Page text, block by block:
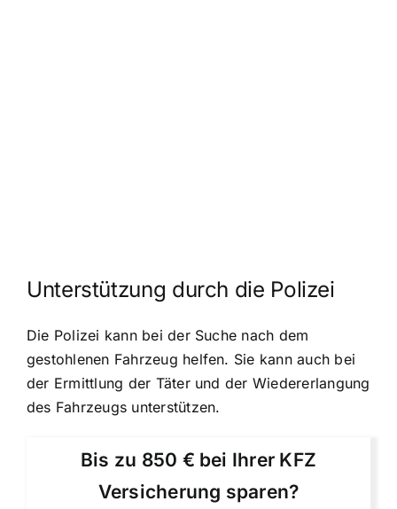
Unterstützung durch die Polizei
Die Polizei kann bei der Suche nach dem
gestohlenen Fahrzeug helfen. Sie kann auch bei
der Ermittlung der Täter und der Wiedererlangung
des Fahrzeugs unterstützen.
Bis zu 850 € bei Ihrer KFZ
Versicherung sparen?